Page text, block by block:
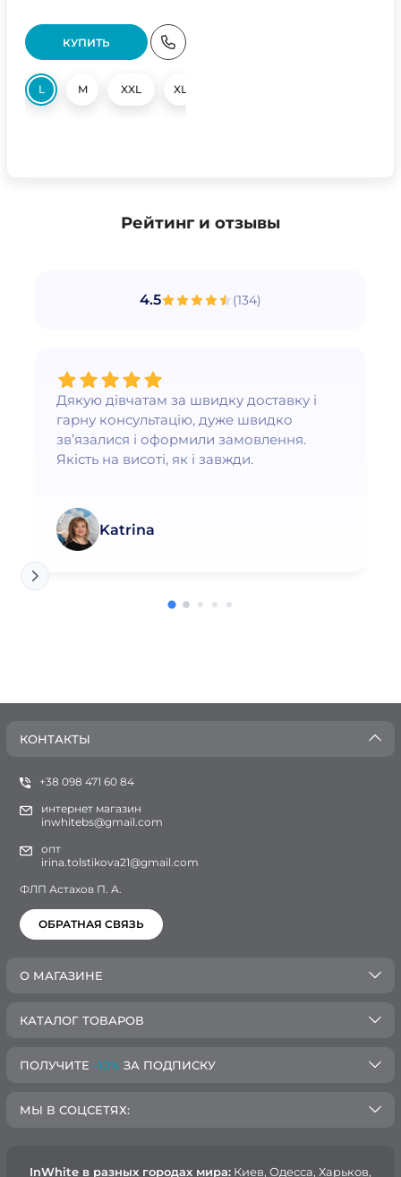
КУПИТЬ
L M XXL XL
Рейтинг и отзывы
4.5 (134)
Дякую дівчатам за швидку доставку і
гарну консультацію, дуже швидко
зв’язалися і оформили замовлення.
Якість на висоті, як і завжди.
Katrina
КОНТАКТЫ
+38 098 471 60 84
интернет магазин
inwhitebs@gmail.com
опт
irina.tolstikova21@gmail.com
ФЛП Астахов П. А.
ОБРАТНАЯ СВЯЗЬ
О МАГАЗИНЕ
КАТАЛОГ ТОВАРОВ
ПОЛУЧИТЕ -10% ЗА ПОДПИСКУ
МЫ В СОЦСЕТЯХ:
InWhite в разных городах мира: Киев, Oдесса, Харьков,